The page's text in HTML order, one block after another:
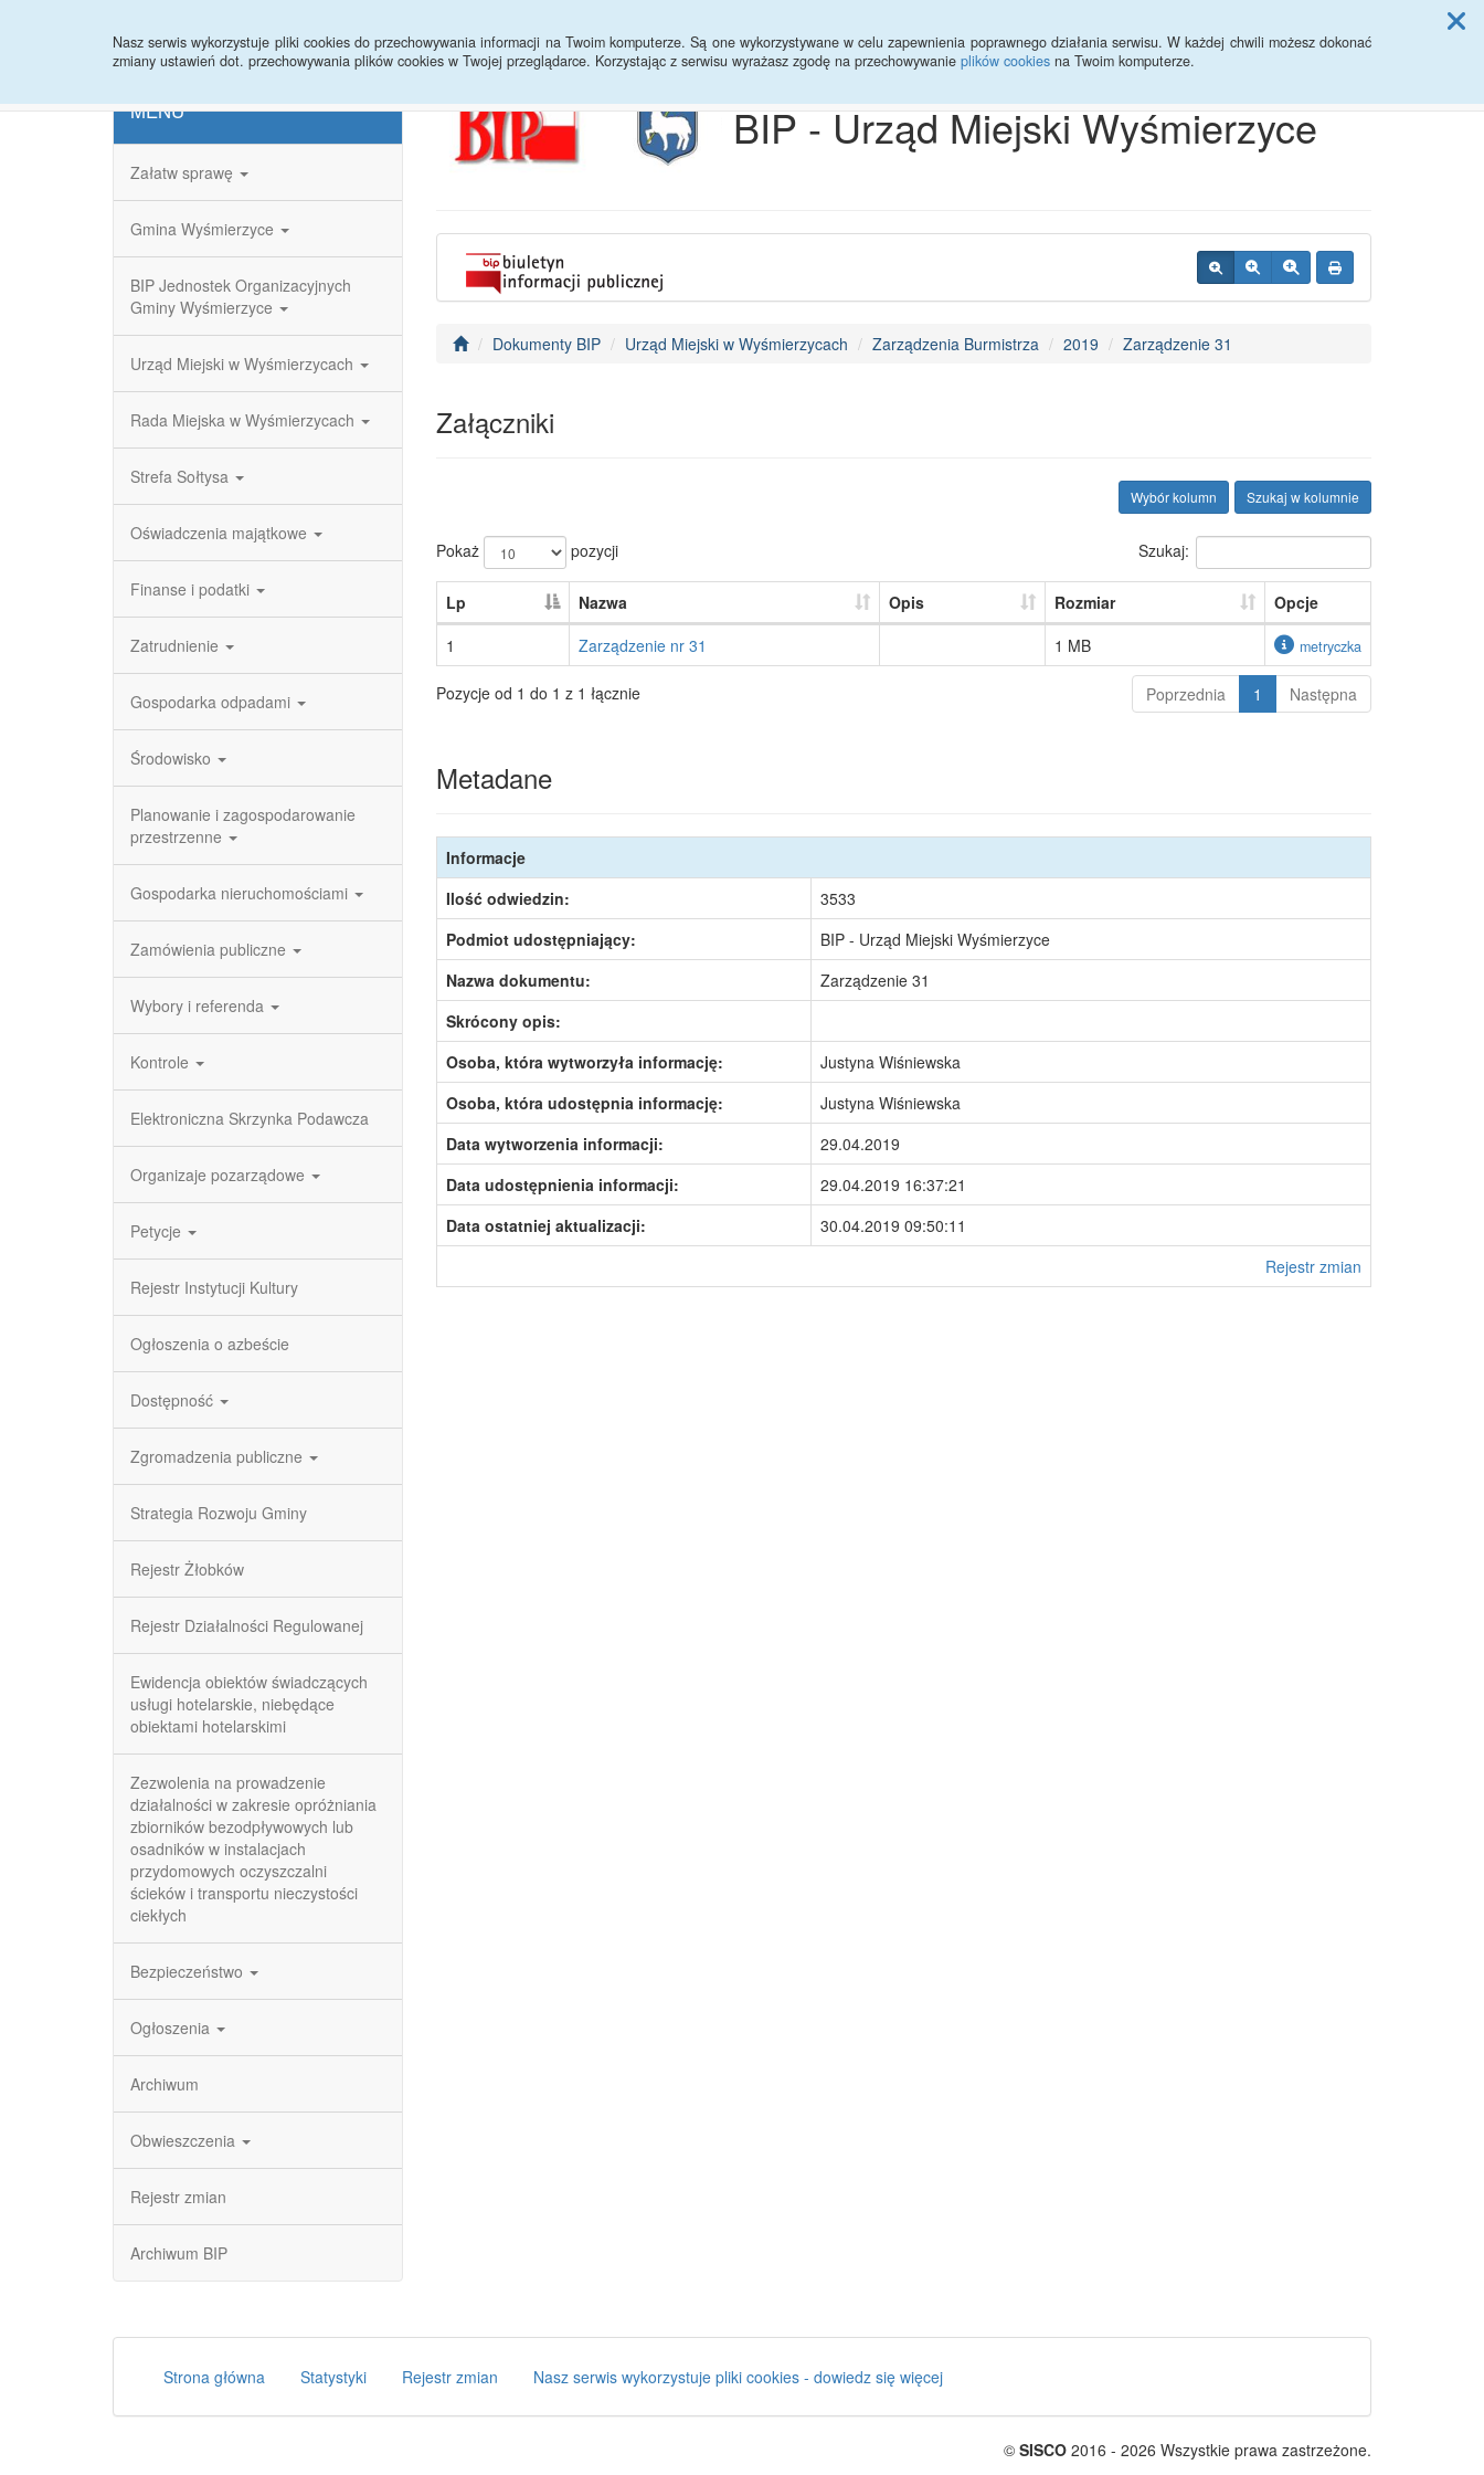
Nasz serwis wykorzystuje pliki cookies do przechowywania informacji na Twoim komputerze. Są one wykorzystywane w celu zapewnienia poprawnego działania serwisu. W każdej chwili możesz dokonać
zmiany ustawień dot. przechowywania plików cookies w Twojej przeglądarce. Korzystając z serwisu wyrażasz zgodę na przechowywanie plików cookies na Twoim komputerze.
Przycisk wyszukaj duży
MENU
Załatw sprawę
Gmina Wyśmierzyce
BIP Jednostek Organizacyjnych
Gminy Wyśmierzyce
Urząd Miejski w Wyśmierzycach
Rada Miejska w Wyśmierzycach
Strefa Sołtysa
Oświadczenia majątkowe
Finanse i podatki
Zatrudnienie
Gospodarka odpadami
Środowisko
Planowanie i zagospodarowanie
przestrzenne
Gospodarka nieruchomościami
Zamówienia publiczne
Wybory i referenda
Kontrole
Elektroniczna Skrzynka Podawcza
Organizaje pozarządowe
Petycje
Rejestr Instytucji Kultury
Ogłoszenia o azbeście
Dostępność
Zgromadzenia publiczne
Strategia Rozwoju Gminy
Rejestr Żłobków
Rejestr Działalności Regulowanej
Ewidencja obiektów świadczących
usługi hotelarskie, niebędące
obiektami hotelarskimi
Zezwolenia na prowadzenie
działalności w zakresie opróżniania
zbiorników bezodpływowych lub
osadników w instalacjach
przydomowych oczyszczalni
ścieków i transportu nieczystości
ciekłych
Bezpieczeństwo
Ogłoszenia
Archiwum
Obwieszczenia
Rejestr zmian
Archiwum BIP
BIP - Urząd Miejski Wyśmierzyce
Dokumenty BIP Urząd Miejski w Wyśmierzycach Zarządzenia Burmistrza 2019 Zarządzenie 31
Załączniki
Szukaj w kolumnie
Wybór kolumn
Pokaż pozycji Szukaj:
Lp Nazwa Opis Rozmiar
Opcje
1
Zarządzenie nr 31 1 MB metryczka
Pozycje od 1 do 1 z 1 łącznie Poprzednia 1 Następna
Metadane
Informacje
Ilość odwiedzin:
3533
Podmiot udostępniający:
BIP - Urząd Miejski Wyśmierzyce
Nazwa dokumentu:
Zarządzenie 31
Skrócony opis:
Osoba, która wytworzyła informację:
Justyna Wiśniewska
Osoba, która udostępnia informację:
Justyna Wiśniewska
Data wytworzenia informacji:
29.04.2019
Data udostępnienia informacji:
29.04.2019 16:37:21
Data ostatniej aktualizacji:
30.04.2019 09:50:11
Rejestr zmian
Strona główna Statystyki Rejestr zmian Nasz serwis wykorzystuje pliki cookies - dowiedz się więcej
© SISCO 2016 - 2026 Wszystkie prawa zastrzeżone.